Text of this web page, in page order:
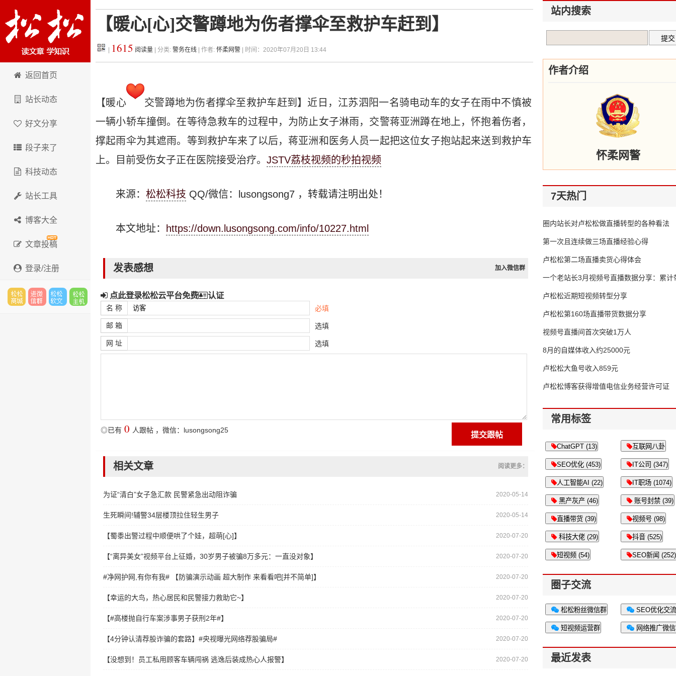
松松科技
返回首页
站长动态
好文分享
段子来了
科技动态
站长工具
博客大全
文章投稿
登录/注册
【暖心[心]交警蹲地为伤者撑伞至救护车赶到】
1615 阅读量 | 分类: 警务在线 | 作者: 怀柔网警 | 时间：2020年07月20日 13:44
【暖心
交警蹲地为伤者撑伞至救护车赶到】近日，江苏泗阳一名骑电动车的女子在雨中不慎被
一辆小轿车撞倒。在等待急救车的过程中，为防止女子淋雨，交警蒋亚洲蹲在地上，怀抱着伤者，
撑起雨伞为其遮雨。等到救护车来了以后，蒋亚洲和医务人员一起把这位女子抱站起来送到救护车
上。目前受伤女子正在医院接受治疗。 JSTV荔枝视频的秒拍视频
来源： 松松科技 QQ/微信：lusongsong7 ，转载请注明出处！
本文地址： https://down.lusongsong.com/info/10227.html
发表感想 加入微信群
点此登录松松云平台免费 认证
名 称 必填
邮 箱 选填
网 址 选填
◎已有 0 人跟帖 ，微信：lusongsong25
相关文章 阅读更多：
2020-05-14
​为证“清白”女子急汇款 民警紧急出动阻诈骗
2020-05-14
生死瞬间!辅警34层楼顶拉住轻生男子
2020-07-20
【蜀黍出警过程中顺便哄了个娃，超萌[心]】
2020-07-20
【“离异美女”视频平台上征婚，30岁男子被骗8万多元：一直没对象】
2020-07-20
#净网护网,有你有我# 【防骗演示动画 超大制作 来看看吧[并不简单]】
2020-07-20
【幸运的大鸟，热心居民和民警接力救助它~】
2020-07-20
【#高楼抛自行车案涉事男子获刑2年#】
2020-07-20
【4分钟认清荐股诈骗的套路】#央视曝光网络荐股骗局#
2020-07-20
【没想到！员工私用顾客车辆闯祸 逃逸后装成热心人报警】
站内搜索
作者介绍
怀柔网警
7天热门
圈内站长对卢松松做直播转型的各种看法
第一次且连续做三场直播经验心得
卢松松第二场直播卖货心得体会
一个老站长3月视频号直播数据分享：累计
65万
卢松松近期短视频转型分享
卢松松第160场直播带货数据分享
视频号直播间首次突破1万人
8月的自媒体收入约25000元
卢松松大鱼号收入859元
卢松松博客获得增值电信业务经营许可证
常用标签
ChatGPT (13) 互联网八卦
SEO优化 (453) IT公司 (347)
人工智能AI (22) IT职场 (1074)
黑产灰产 (46) 账号封禁 (39)
直播带货 (39) 视频号 (98)
科技大佬 (29) 抖音 (525)
短视频 (54) SEO新闻 (252)
圈子交流
松松粉丝微信群 SEO优化交
短视频运营群 网络推广微
最近发表